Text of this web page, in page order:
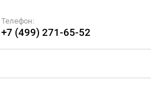
Телефон:
+7 (499) 271-65-52